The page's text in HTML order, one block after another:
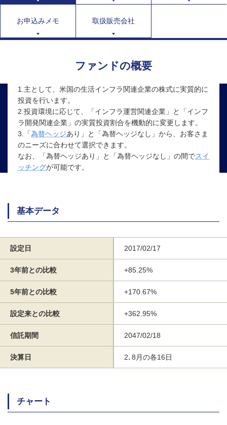
お申込みメモ 取扱販売会社
ファンドの概要
1.主として、米国の生活インフラ関連企業の株式に実質的に
投資を行います。
2.投資環境に応じて、「インフラ運営関連企業」と「インフ
ラ開発関連企業」の実質投資割合を機動的に変更します。
3.「為替ヘッジあり」と「為替ヘッジなし」から、お客さま
のニーズに合わせて選択できます。
なお、「為替ヘッジあり」と「為替ヘッジなし」の間でスイ
ッチングが可能です。
基本データ
設定日 2017/02/17
3年前との比較 +85.25%
5年前との比較 +170.67%
設定来との比較 +362.95%
信託期間 2047/02/18
決算日 2､8月の各16日
チャート